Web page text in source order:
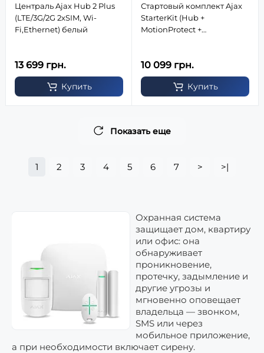
Централь Ajax Hub 2 Plus
(LTE/3G/2G 2xSIM, Wi-
Fi,Ethernet) белый
13 699 грн.
Купить
Стартовый комплект Ajax
StarterKit (Hub +
MotionProtect +
10 099 грн.
Купить
Показать еще
1 2 3 4 5 6 7 > >|
Охранная система
защищает дом, квартиру
или офис: она
обнаруживает
проникновение,
протечку, задымление и
другие угрозы и
мгновенно оповещает
владельца — звонком,
SMS или через
мобильное приложение,
а при необходимости включает сирену.